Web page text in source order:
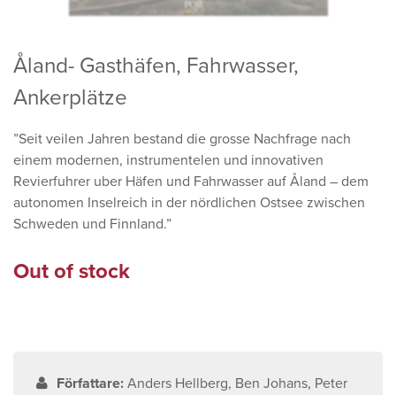
Åland- Gasthäfen, Fahrwasser,
Ankerplätze
”Seit veilen Jahren bestand die grosse Nachfrage nach
einem modernen, instrumentelen und innovativen
Revierfuhrer uber Häfen und Fahrwasser auf Åland – dem
autonomen Inselreich in der nördlichen Ostsee zwischen
Schweden und Finnland.”
Out of stock
Författare: Anders Hellberg, Ben Johans, Peter